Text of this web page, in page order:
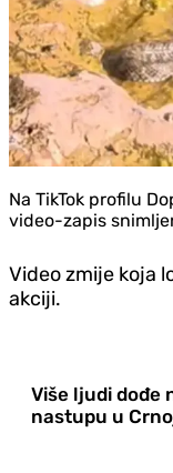
Na TikTok profilu
video-zapis
Video zmije koja
akciji.
Više ljudi dođe
nastupu u